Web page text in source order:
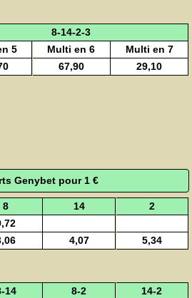
8-14-2-3
5 Multi en 6
Multi en 7
67,90 29,10
Genybet pour 1 €
8 14
2
4,07 5,34
14 8-2
14-2